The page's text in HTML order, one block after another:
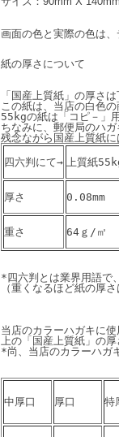
画面の色と実際の色は
紙の厚さについて
「国産上質紙」の厚さ
この紙は、当店の白色の
55kgの紙は「コピ－」
ちなみに、郵便局のハ
四六判にて→ 上質紙
厚さ 0.08mm
重さ 64ｇ/㎡
*四六判とは業界用語で
当店のカラーハガキに
上の「国産上質紙」の厚
中厚口 厚口 特